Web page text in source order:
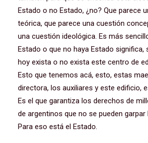
Estado o no Estado, ¿no? Que parece
teórica, que parece una cuestión
una cuestión ideológica. Es más
Estado o que no haya Estado significa,
hoy exista o no exista este centro de
Esto que tenemos acá, esto, estas
directora, los auxiliares y este edificio,
Es el que garantiza los derechos de
de argentinos que no se pueden garpar
Para eso está el Estado.